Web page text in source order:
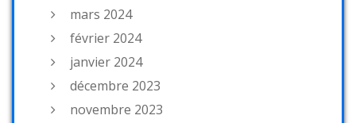
mars 2024
février 2024
janvier 2024
décembre 2023
novembre 2023